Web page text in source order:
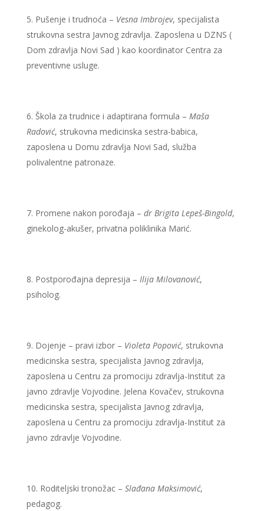
Pušenje i trudnoća – Vesna Imbrojev, specijalista
strukovna sestra Javnog zdravlja. Zaposlena u DZNS (
Dom zdravlja Novi Sad ) kao koordinator Centra za
preventivne usluge.
Škola za trudnice i adaptirana formula – Maša
Radović, strukovna medicinska sestra-babica,
zaposlena u Domu zdravlja Novi Sad, služba
polivalentne patronaze.
Promene nakon porođaja – dr Brigita Lepeš-Bingold,
ginekolog-akušer, privatna poliklinika Marić.
Postporođajna depresija – Ilija Milovanović,
psiholog.
Dojenje – pravi izbor – Violeta Popović, strukovna
medicinska sestra, specijalista Javnog zdravlja,
zaposlena u Centru za promociju zdravlja-Institut za
javno zdravlje Vojvodine. Jelena Kovačev, strukovna
medicinska sestra, specijalista Javnog zdravlja,
zaposlena u Centru za promociju zdravlja-Institut za
javno zdravlje Vojvodine.
Roditeljski tronožac – Slađana Maksimović,
pedagog.